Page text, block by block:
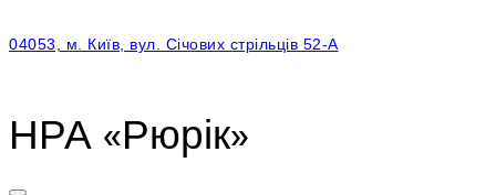
04053, м. Київ, вул. Січових стрільців 52-А
НРА «Рюрік»